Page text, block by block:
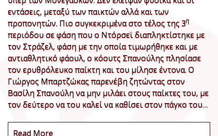
εντάσεις, μεταξύ των παικτών αλλά και των
προπονητών. Πιο συγκεκριμένα στο τέλος της 3η
περιόδου σε φάση που ο Ντόρσεϊ διαπληκτίστηκε με
τον Στράζελ, φάση με την οποία τιμωρήθηκε και με
αντιαθλητικό φάουλ, ο κόουτς Σπανούλης πλησίασε
τον ερυθρόλευκο παίκτη και του μίλησε έντονα. Ο
Γιώργος Μπαρτζώκας παρενέβη ζητώντας στον
Βασίλη Σπανούλη να μην μιλάει στους παίκτες του, με
τον δεύτερο να του καλεί να καθίσει στον πάγκο του…
Read More